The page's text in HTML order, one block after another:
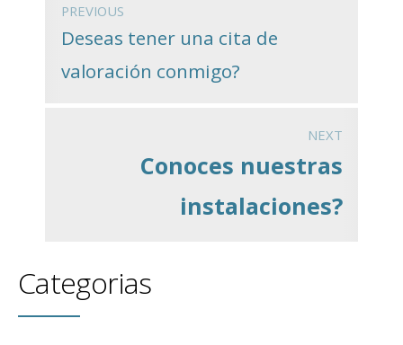
PREVIOUS
Deseas tener una cita de
valoración conmigo?
NEXT
Conoces nuestras
instalaciones?
Categorias